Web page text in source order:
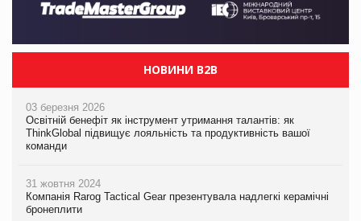
НОВИНИ B2B
03 березня 2026
Освітній бенефіт як інструмент утримання талантів: як
ThinkGlobal підвищує лояльність та продуктивність вашої
команди
31 жовтня 2024
Компанія Rarog Tactical Gear презентувала надлегкі керамічні
бронеплити